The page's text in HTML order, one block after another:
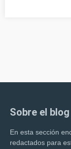
Sobre el blog
En esta sección
redactados para